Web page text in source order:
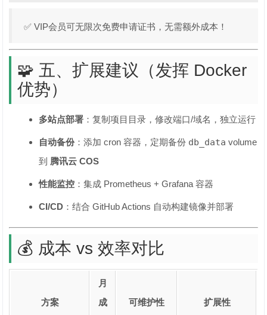
✅ VIP会员可无限次免费申请证书，无需额外成本！
🧩 五、扩展建议（发挥 Docker
优势）
多站点部署 ：复制项目目录，修改端口/域名，独立运行
自动备份：添加 cron 容器，定期备份 db_data volume
到 腾讯云 COS
性能监控 ：集成 Prometheus + Grafana 容器
CI/CD ：结合 GitHub Actions 自动构建镜像并部署
💰 成本 vs 效率对比
方案
月
成
可维护性 扩展性